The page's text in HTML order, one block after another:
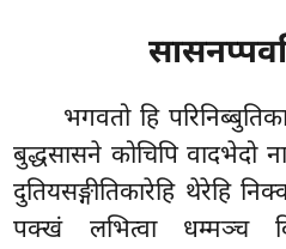
भगवतो हि
बुद्धसासने कोचिपि वादभेदो
दुतियसङ्गीतिकारेहि थेरेहि
पक्खं लभित्वा धम्मञ्च